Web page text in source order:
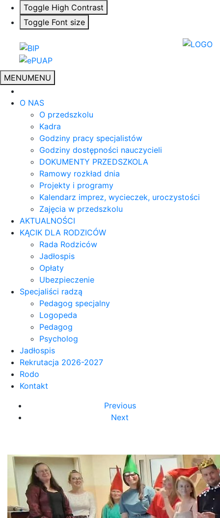
Toggle High Contrast
Toggle Font size
MENUMENU
O NAS
O przedszkolu
Kadra
Godziny pracy specjalistów
Godziny dostępności nauczycieli
DOKUMENTY PRZEDSZKOLA
Ramowy rozkład dnia
Projekty i programy
Kalendarz imprez, wycieczek, uroczystości
Zajęcia w przedszkolu
AKTUALNOŚCI
KĄCIK DLA RODZICÓW
Rada Rodziców
Jadłospis
Opłaty
Ubezpieczenie
Specjaliści radzą
Pedagog specjalny
Logopeda
Pedagog
Psycholog
Jadłospis
Rekrutacja 2026-2027
Rodo
Kontakt
Previous
Next